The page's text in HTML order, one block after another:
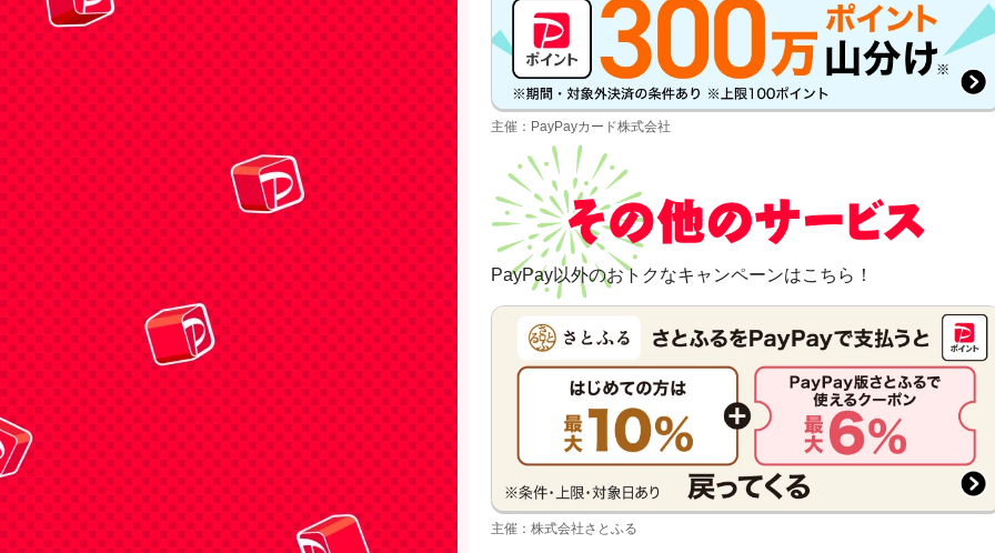
主催：PayPayカード株式会社
PayPay以外のおトクなキャンペーンはこちら！
主催：株式会社さとふる